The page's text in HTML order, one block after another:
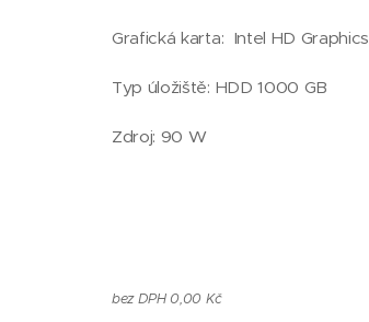
Grafická karta: Intel HD Graphics
Typ úložiště: HDD 1000 GB
Zdroj: 90 W
bez DPH 0,00 Kč